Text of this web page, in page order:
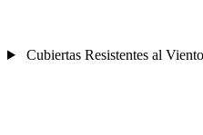
Cubiertas Resistentes al Viento